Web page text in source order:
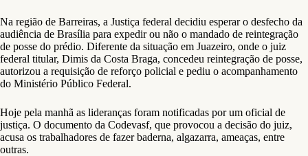
Na região de Barreiras, a Justiça federal decidiu esperar o desfecho da
audiência de Brasília para expedir ou não o mandado de reintegração
de posse do prédio. Diferente da situação em Juazeiro, onde o juiz
federal titular, Dimis da Costa Braga, concedeu reintegração de posse,
autorizou a requisição de reforço policial e pediu o acompanhamento
do Ministério Público Federal.
Hoje pela manhã as lideranças foram notificadas por um oficial de
justiça. O documento da Codevasf, que provocou a decisão do juiz,
acusa os trabalhadores de fazer baderna, algazarra, ameaças, entre
outras.